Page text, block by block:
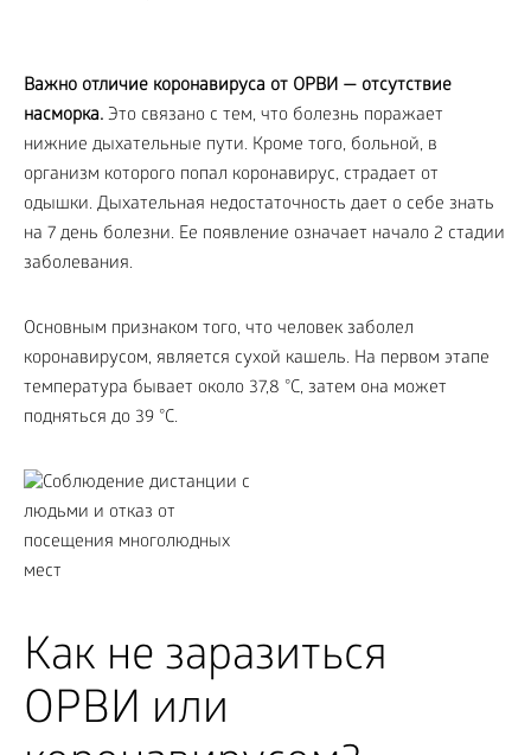
Важно отличие коронавируса от ОРВИ — отсутствие
насморка. Это связано с тем, что болезнь поражает
нижние дыхательные пути. Кроме того, больной, в
организм которого попал коронавирус, страдает от
одышки. Дыхательная недостаточность дает о себе знать
на 7 день болезни. Ее появление означает начало 2 стадии
заболевания.
Основным признаком того, что человек заболел
коронавирусом, является сухой кашель. На первом этапе
температура бывает около 37,8 °C, затем она может
подняться до 39 °C.
Как не заразиться
ОРВИ или